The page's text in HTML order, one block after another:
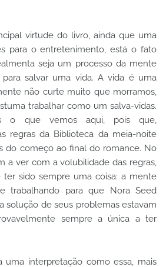
virtude do livro, ainda que uma
para o entretenimento, está o fato
seja um processo da mente
para salvar uma vida. A vida é uma
não curte muito que morramos,
trabalhar como um salva-vidas.
o que vemos aqui, pois que,
regras da Biblioteca da meia-noite
do começo ao final do romance. No
a ver com a volubilidade das regras,
ter sido sempre uma coisa: a mente
trabalhando para que Nora Seed
solução de seus problemas estavam
sempre a única a ter
uma interpretação como essa, mais